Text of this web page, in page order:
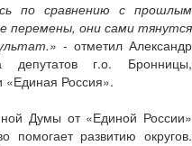
по сравнению с прошлым
перемены, они сами тянутся
- отметил Александр
депутатов г.о. Бронницы,
«Единая Россия».
Думы от «Единой России»
помогает развитию округов.